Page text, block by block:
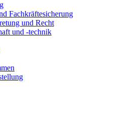
Fachkräftesicherung
und Recht
und -technik